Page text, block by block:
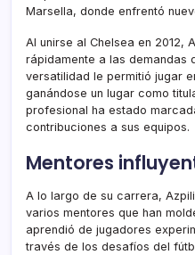
Marsella, donde enfrentó
Al unirse al Chelsea en 2012,
rápidamente a las demandas
versatilidad le permitió jugar
ganándose un lugar como
profesional ha estado
contribuciones a sus equipos.
Mentores
A lo largo de su carrera,
varios mentores que han
aprendió de jugadores
través de los desafíos del